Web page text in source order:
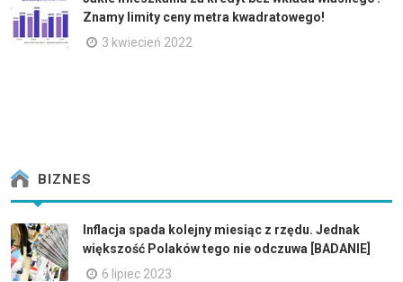
Znamy limity ceny metra kwadratowego!
3 kwiecień 2022
BIZNES
Inflacja spada kolejny miesiąc z rzędu. Jednak
większość Polaków tego nie odczuwa [BADANIE]
6 lipiec 2023